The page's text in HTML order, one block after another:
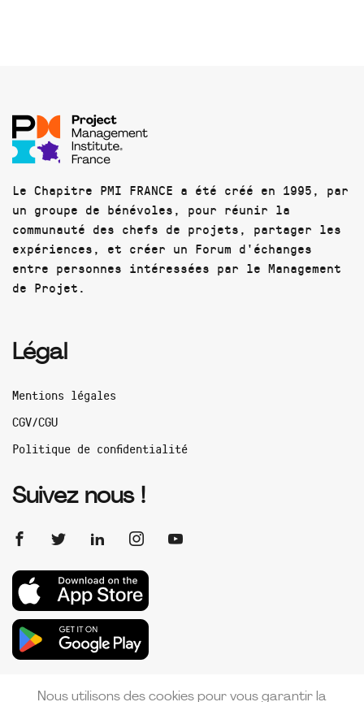
Le Chapitre PMI FRANCE a été créé en 1995, par
un groupe de bénévoles, pour réunir la
communauté des chefs de projets, partager les
expériences, et créer un Forum d'échanges
entre personnes intéressées par le Management
de Projet.
Légal
Mentions légales
CGV/CGU
Politique de confidentialité
Suivez nous !
Nous utilisons des cookies pour vous garantir la